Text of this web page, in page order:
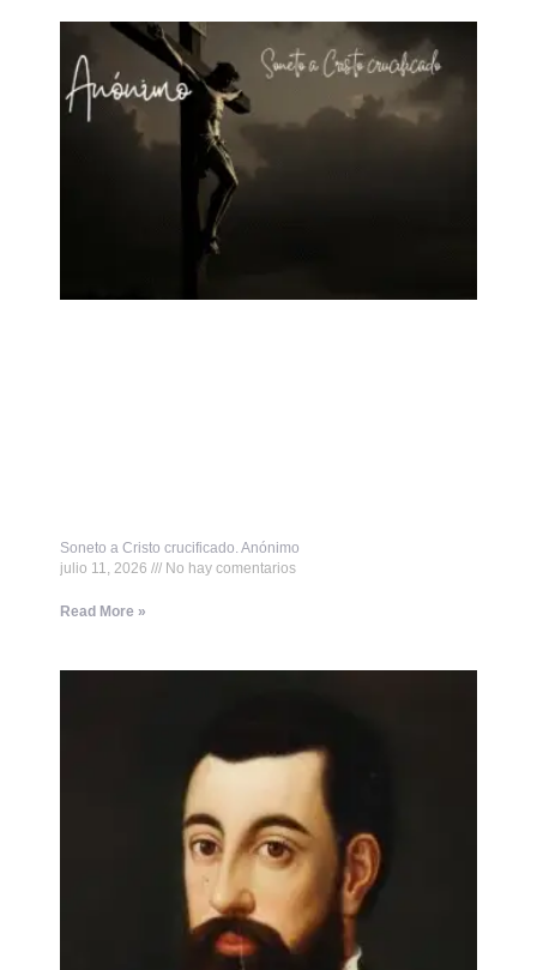
Soneto a Cristo crucificado. Anónimo
julio 11, 2026
No hay comentarios
Read More »